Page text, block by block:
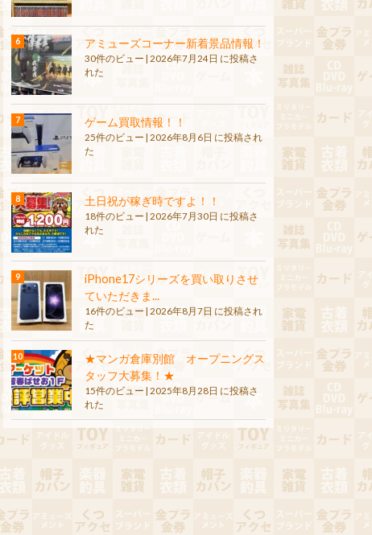
アミューズコーナー新着景品情報！
30件のビュー
2026年7月24日 に投稿さ
れた
ゲーム買取情報！！
25件のビュー | 2026年8月6日 に投稿され
た
土日祝が稼ぎ時ですよ！！
18件のビュー | 2026年7月30日 に投稿さ
れた
iPhone17シリーズを買い取りさせ
ていただきま...
16件のビュー
2026年8月7日 に投稿され
た
★マンガ倉庫別館 オープニングス
タッフ大募集！★
15件のビュー | 2025年8月28日 に投稿さ
れた